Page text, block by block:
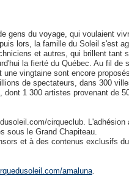
gens du voyage, qui voulaient
lors, la famille du Soleil s'est
et autres, qui brillent tant
la fierté du Québec. Au fil de
vingtaine sont encore
de spectateurs, dans 300
dont 1 300 artistes provenant de
cirqueclub. L'adhésion
sous le Grand Chapiteau.
et à des contenus exclusifs
amaluna.